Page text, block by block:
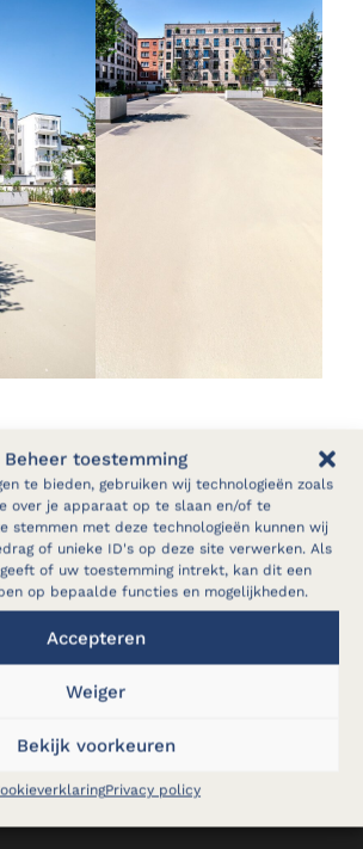
Beheer toestemming
te bieden, gebruiken wij technologieën zoals
over je apparaat op te slaan en/of te
stemmen met deze technologieën kunnen wij
of unieke ID's op deze site verwerken. Als
of uw toestemming intrekt, kan dit een
op bepaalde functies en mogelijkheden.
Accepteren
Weiger
Bekijk voorkeuren
Privacy policy
vrijblijvende offerte aan
we al meer dan 30 jaar ervaring
gaande van gietvloeren,
tot vochtbestrijding.